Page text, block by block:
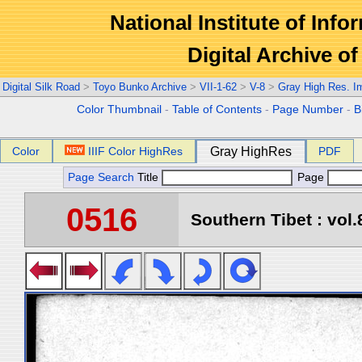
National Institute of
Digital Archive
Digital Silk Road > Toyo Bunko Archive > VII-1-62 > V-8 > Gray High Res.
Color Thumbnail -Table of Contents - Page Number -
Color IIIF Color HighRes Gray HighRes PDF
Page Search Title Page
0516 Southern Tibet :